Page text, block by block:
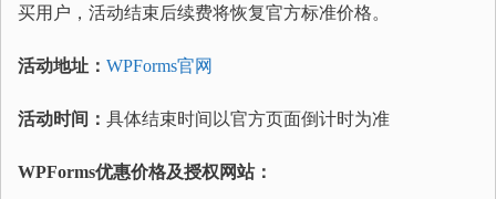
买用户，活动结束后续费将恢复官方标准价格。
活动地址： WPForms官网
活动时间： 具体结束时间以官方页面倒计时为准
WPForms优惠价格及授权网站：